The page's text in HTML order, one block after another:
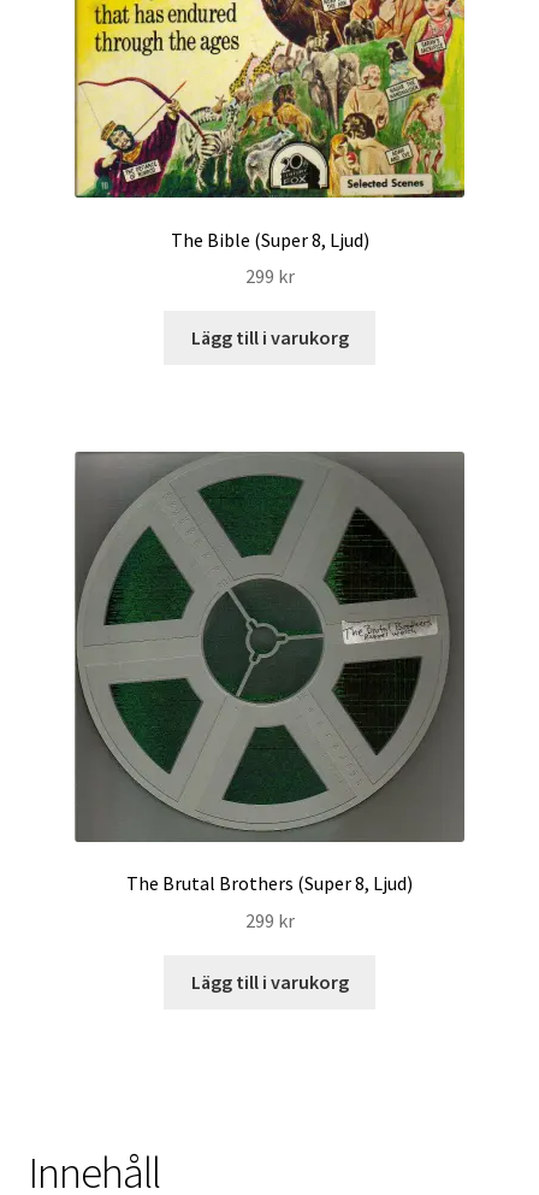
The Bible (Super 8, Ljud)
299 kr
Lägg till i varukorg
The Brutal Brothers (Super 8, Ljud)
299 kr
Lägg till i varukorg
Innehåll